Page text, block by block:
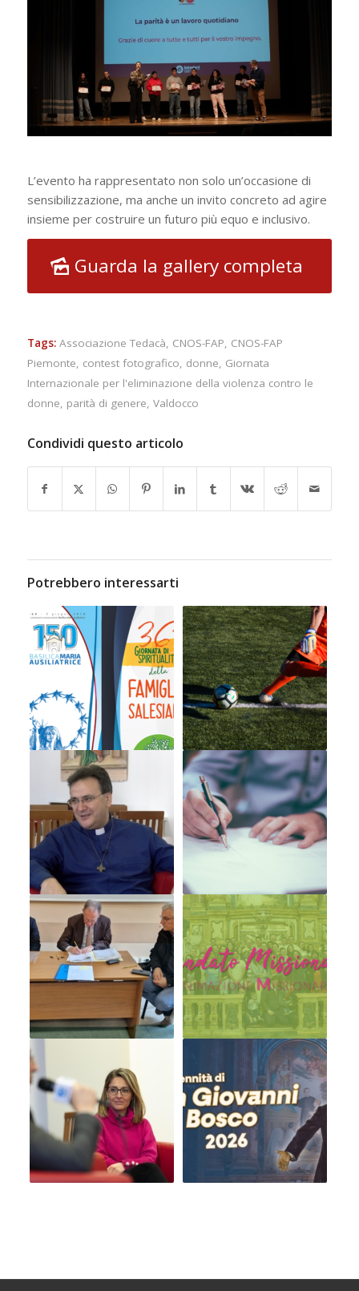
L’evento ha rappresentato non solo un’occasione di
sensibilizzazione, ma anche un invito concreto ad agire
insieme per costruire un futuro più equo e inclusivo.
Guarda la gallery completa
Tags: Associazione Tedacà, CNOS-FAP, CNOS-FAP
Piemonte, contest fotografico, donne, Giornata
Internazionale per l'eliminazione della violenza contro le
donne, parità di genere, Valdocco
Condividi questo articolo
Potrebbero interessarti